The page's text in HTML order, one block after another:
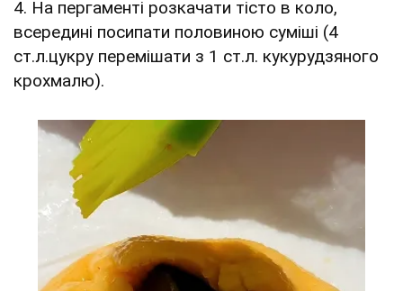
4. На пергаменті розкачати тісто в коло,
всередині посипати половиною суміші (4
ст.л.цукру перемішати з 1 ст.л. кукурудзяного
крохмалю).